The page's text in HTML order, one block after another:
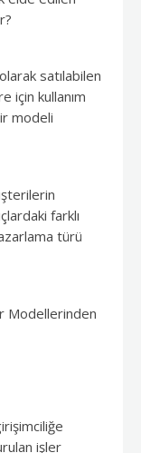
satılabilen
için kullanım
modeli
farklı
türü
Modellerinden
işler